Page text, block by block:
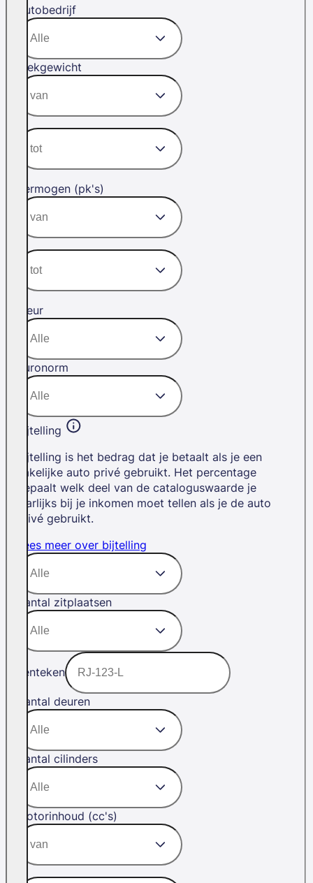
Autobedrijf
Trekgewicht
Vermogen (pk's)
Kleur
Euronorm
Bijtelling
Bijtelling is het bedrag dat je betaalt als je een
zakelijke auto privé gebruikt. Het percentage
bepaalt welk deel van de cataloguswaarde je
jaarlijks bij je inkomen moet tellen als je de auto
privé gebruikt.
Lees meer over bijtelling
Aantal zitplaatsen
Kenteken
Aantal deuren
Aantal cilinders
Motorinhoud (cc's)